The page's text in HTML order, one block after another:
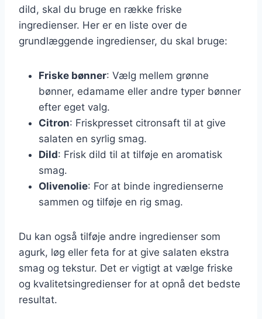
dild, skal du bruge en række friske
ingredienser. Her er en liste over de
grundlæggende ingredienser, du skal bruge:
Friske bønner: Vælg mellem grønne
bønner, edamame eller andre typer bønner
efter eget valg.
Citron: Friskpresset citronsaft til at give
salaten en syrlig smag.
Dild: Frisk dild til at tilføje en aromatisk
smag.
Olivenolie: For at binde ingredienserne
sammen og tilføje en rig smag.
Du kan også tilføje andre ingredienser som
agurk, løg eller feta for at give salaten ekstra
smag og tekstur. Det er vigtigt at vælge friske
og kvalitetsingredienser for at opnå det bedste
resultat.